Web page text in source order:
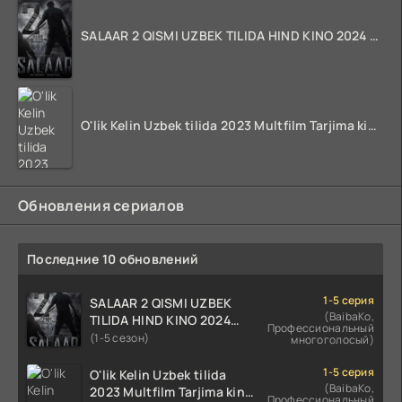
SALAAR 2 QISMI UZBEK TILIDA HIND KINO 2024 TARJIMA 720p HD Skachat
O'lik Kelin Uzbek tilida 2023 Multfilm Tarjima kino skachat
Обновления сериалов
Последние 10 обновлений
SALAAR 2 QISMI UZBEK
TILIDA HIND KINO 2024
TARJIMA 720p HD Skachat
(1-5 сезон)
1-5 серия
(BaibaKo,
Профессиональный
многоголосый)
O'lik Kelin Uzbek tilida
2023 Multfilm Tarjima kino
1-5 серия
(BaibaKo,